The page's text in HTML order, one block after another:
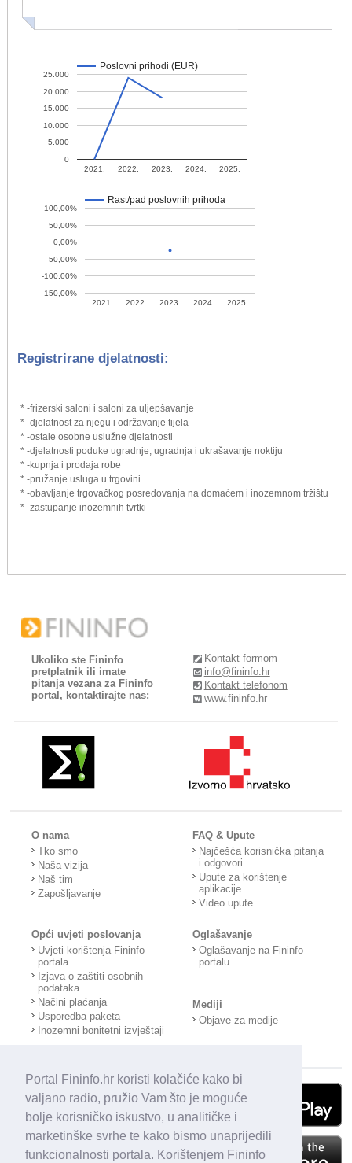
Portal Fininfo.hr koristi kolačiće kako bi
valjano radio, pružio Vam što je moguće
bolje korisničko iskustvo, u analitičke i
marketinške svrhe te kako bismo unaprijedili
funkcionalnosti portala. Korištenjem Fininfo
Poslovni prihodi (EUR)
2021. 2022. 2023. 2024. 2025.
0
5.000
10.000
15.000
20.000
25.000
Rast/pad poslovnih prihoda
2021. 2022. 2023. 2024. 2025.
-150,00%
-100,00%
-50,00%
0,00%
50,00%
100,00%
Registrirane djelatnosti:
* -frizerski saloni i saloni za uljepšavanje
* -djelatnost za njegu i održavanje tijela
* -ostale osobne uslužne djelatnosti
* -djelatnosti poduke ugradnje, ugradnja i ukrašavanje noktiju
* -kupnja i prodaja robe
* -pružanje usluga u trgovini
* -obavljanje trgovačkog posredovanja na domaćem i inozemnom tržištu
* -zastupanje inozemnih tvrtki
Ukoliko ste Fininfo
pretplatnik ili imate
pitanja vezana za Fininfo
portal, kontaktirajte nas:
Kontakt formom
info@fininfo.hr
Kontakt telefonom
www.fininfo.hr
O nama
Tko smo
Naša vizija
Naš tim
Zapošljavanje
FAQ & Upute
Najčešća korisnička pitanja
i odgovori
Upute za korištenje
aplikacije
Video upute
Opći uvjeti poslovanja
Uvjeti korištenja Fininfo
portala
Izjava o zaštiti osobnih
podataka
Načini plaćanja
Usporedba paketa
Inozemni bonitetni izvještaji
Oglašavanje
Oglašavanje na Fininfo
portalu
Mediji
Objave za medije